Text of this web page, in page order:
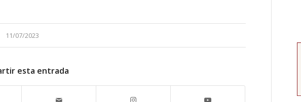
11/07/2023
esta entrada